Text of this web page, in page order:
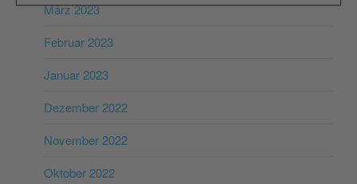
März 2023
Februar 2023
Januar 2023
Dezember 2022
November 2022
Oktober 2022